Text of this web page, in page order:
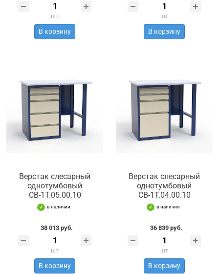
шт
В корзину
шт
В корзину
Верстак слесарный
однотумбовый
СВ-1Т.05.00.10
в наличии
38 013 руб.
шт
В корзину
Верстак слесарный
однотумбовый
СВ-1Т.04.00.10
в наличии
36 839 руб.
шт
В корзину